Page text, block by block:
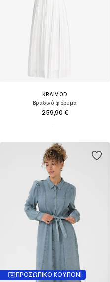
KRAIMOD
Βραδινό φόρεμα
259,90 €
ΠΡΟΣΩΠΙΚΟ ΚΟΥΠΟΝΙ